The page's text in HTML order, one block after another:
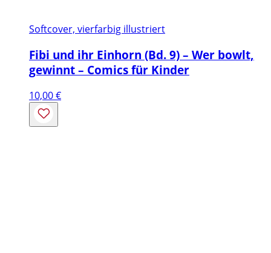
Softcover, vierfarbig illustriert
Fibi und ihr Einhorn (Bd. 9) – Wer bowlt,
gewinnt – Comics für Kinder
10,00€